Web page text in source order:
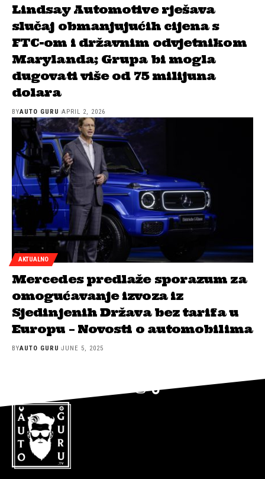
Lindsay Automotive rješava
slučaj obmanjujućih cijena s
FTC-om i državnim odvjetnikom
Marylanda; Grupa bi mogla
dugovati više od 75 milijuna
dolara
BYAUTO GURU APRIL 2, 2026
AKTUALNO
Mercedes predlaže sporazum za
omogućavanje izvoza iz
Sjedinjenih Država bez tarifa u
Europu – Novosti o automobilima
BYAUTO GURU JUNE 5, 2025